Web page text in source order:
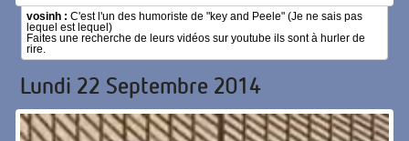
vosinh : C'est l'un des humoriste de "key and Peele" (Je ne sais pas
lequel est lequel)
Faites une recherche de leurs vidéos sur youtube ils sont à hurler de
rire.
Lundi 22 Septembre 2014